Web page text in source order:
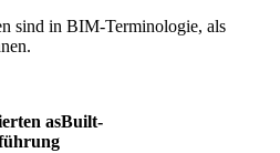
sind in BIM-Terminologie, als
asBuilt-